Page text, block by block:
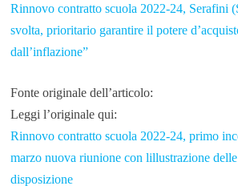
Rinnovo contratto scuola 2022-24, Serafini
svolta, prioritario garantire il potere
dall’inflazione”
Fonte originale dell’articolo:
Leggi l’originale qui:
Rinnovo contratto scuola 2022-24, primo
marzo nuova riunione con lillustrazione
disposizione